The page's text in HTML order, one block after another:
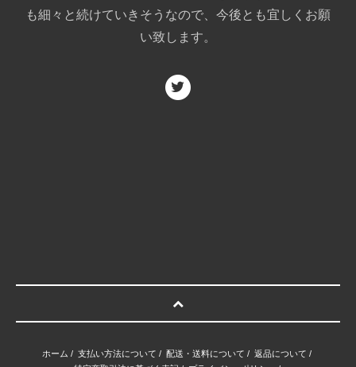
も細々と続けていきそうなので、今後とも宜しくお願
い致します。
ホーム / 支払い方法について / 配送・送料について / 返品について /